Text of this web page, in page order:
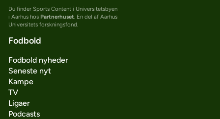
Du finder Sports Content i Universitetsbyen
i Aarhus hos Partnerhuset . En del af Aarhus
Universitets forskningsfond.
Fodbold
Fodbold nyheder
Seneste nyt
Kampe
TV
Ligaer
Podcasts